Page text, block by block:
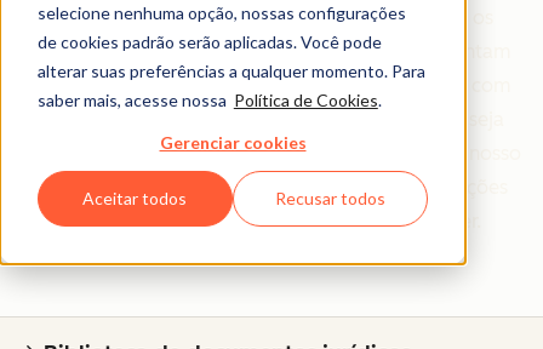
selecione nenhuma opção, nossas configurações
de cookies padrão serão aplicadas. Você pode
alterar suas preferências a qualquer momento. Para
saber mais, acesse nossa Política de Cookies.
Gerenciar cookies
Aceitar todos Recusar todos
A Central Jurídica é seu recurso completo para os
termos, políticas e acordos da HubSpot que orientam
seu relacionamento conosco. Organizamos tudo com
você cliente, parceiro ou apenas navegando pelo nosso
site. Nosso objetivo é simples: tornar as informações
jurídicas claras, acessíveis e fáceis de entender.